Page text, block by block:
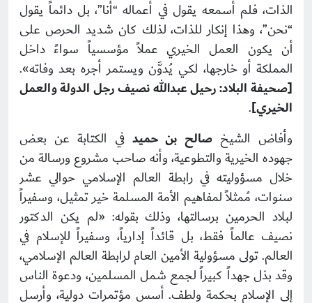
الذات، فلم أسمعه يقول في أعماله “أنا”، بل دائماً يقول
“نحن”، وهذا إنكار للذات، لذلك كان شديد الحرص على
أن يكون العمل الخيري عملاً مؤسسياً سواءً داخل
المملكة أو خارجها، لكي يُدوَّن ويستمر أجره بعد وفاته».
[صحيفة البلاد: رحيل عبدالله نصيف رجل الدولة والعمل
الخيري].
وأفاض الشيخ صالح بن حميد في الكتابة عن بعض
جهوده الخيرية والتطوعية، وأنه صاحب مشروع ورسالة من
خلال مسؤوليته في رابطة العالم الإسلامي حوالي عشر
سنوات، مُمثلاً لمفاهيم الأمة المسلمة خير تمثيل، وسفيراً
لبلاد الحرمين برسالتها، وذلك بقوله: «لم يكن الدكتور
نصيف عالماً فقط، بل قائداً إدارياً، وسفيراً للإسلام في
العالم. تولى مسؤولية الأمين العام لرابطة العالم الإسلامي،
وقد بذل جهداً كبيراً لجمع شمل المسلمين، ودعوة الناس
إلى الإسلام بحكمة ولطف. أسس مؤتمرات دولية، وأرسل